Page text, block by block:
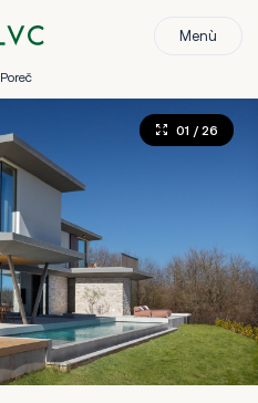
Menù
Poreč
01 / 26